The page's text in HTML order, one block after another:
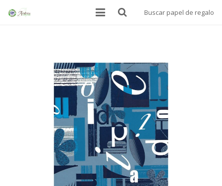
PAPEL ALIMENTARIO
MANTELES SOBREMESA
PAPEL DE REGALO
DONDE ESTAMOS
Buscar papel de regalo